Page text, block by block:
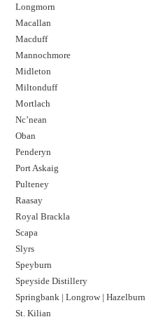
Longmorn
Macallan
Macduff
Mannochmore
Midleton
Miltonduff
Mortlach
Nc’nean
Oban
Penderyn
Port Askaig
Pulteney
Raasay
Royal Brackla
Scapa
Slyrs
Speyburn
Speyside Distillery
Springbank | Longrow | Hazelburn
St. Kilian